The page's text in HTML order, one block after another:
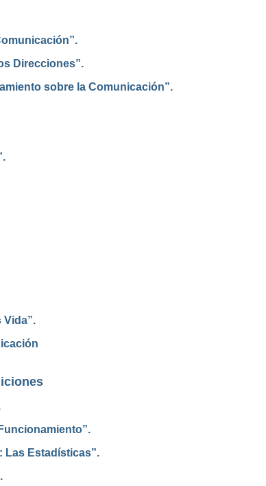
Direcciones”.
sobre la Comunicación”.
Vida”.
Las Estadísticas”.